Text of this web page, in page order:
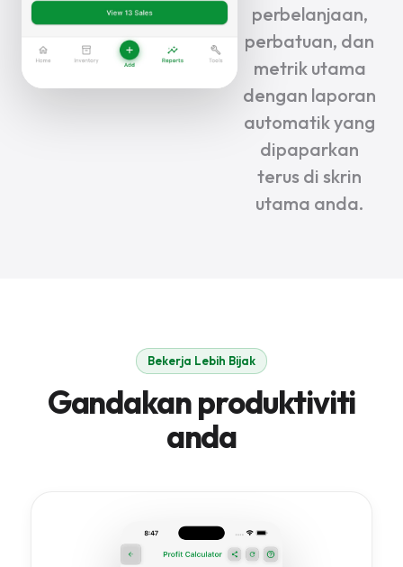
perbelanjaan,
perbatuan, dan
metrik utama
dengan laporan
automatik yang
dipaparkan
terus di skrin
utama anda.
Bekerja Lebih Bijak
Gandakan produktiviti
anda